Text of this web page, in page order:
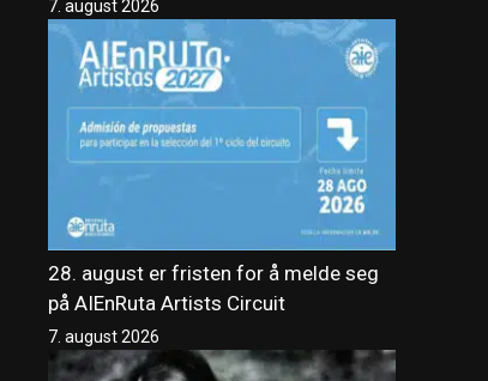
7. august 2026
28. august er fristen for å melde seg
på AIEnRuta Artists Circuit
7. august 2026